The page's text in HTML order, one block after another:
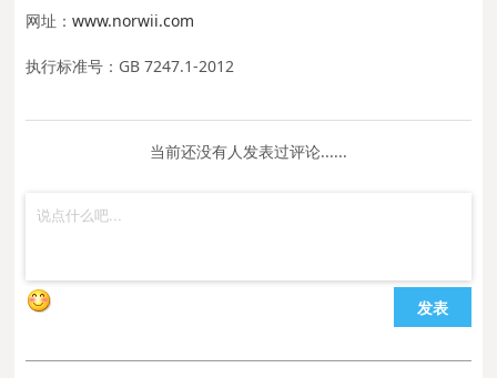
网址：www.norwii.com
执行标准号：GB 7247.1-2012
当前还没有人发表过评论......
发表